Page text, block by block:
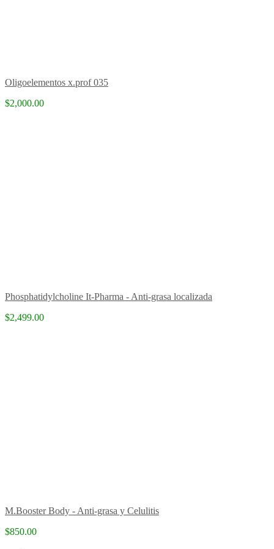
Oligoelementos x.prof 035
$2,000.00
Phosphatidylcholine It-Pharma - Anti-grasa localizada
$2,499.00
M.Booster Body - Anti-grasa y Celulitis
$850.00